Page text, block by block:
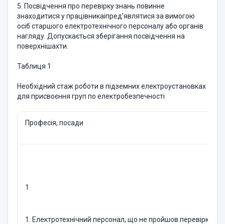
5. Посвiдчення про перевiрку знань повинне
знаходитися у працiвникаiпред’являтися за вимогою
осiб старшого електротехнiчного персоналу або органiв
нагляду. Допускається зберiгання посвiдчення на
поверхнiшахти.
Таблиця 1
Необхідний стаж роботи в підземних електроустановках
для присвоєння груп по електробезпечності
Професія, посади
1
1. Електротехнічний персонал, що не пройшов перевірку